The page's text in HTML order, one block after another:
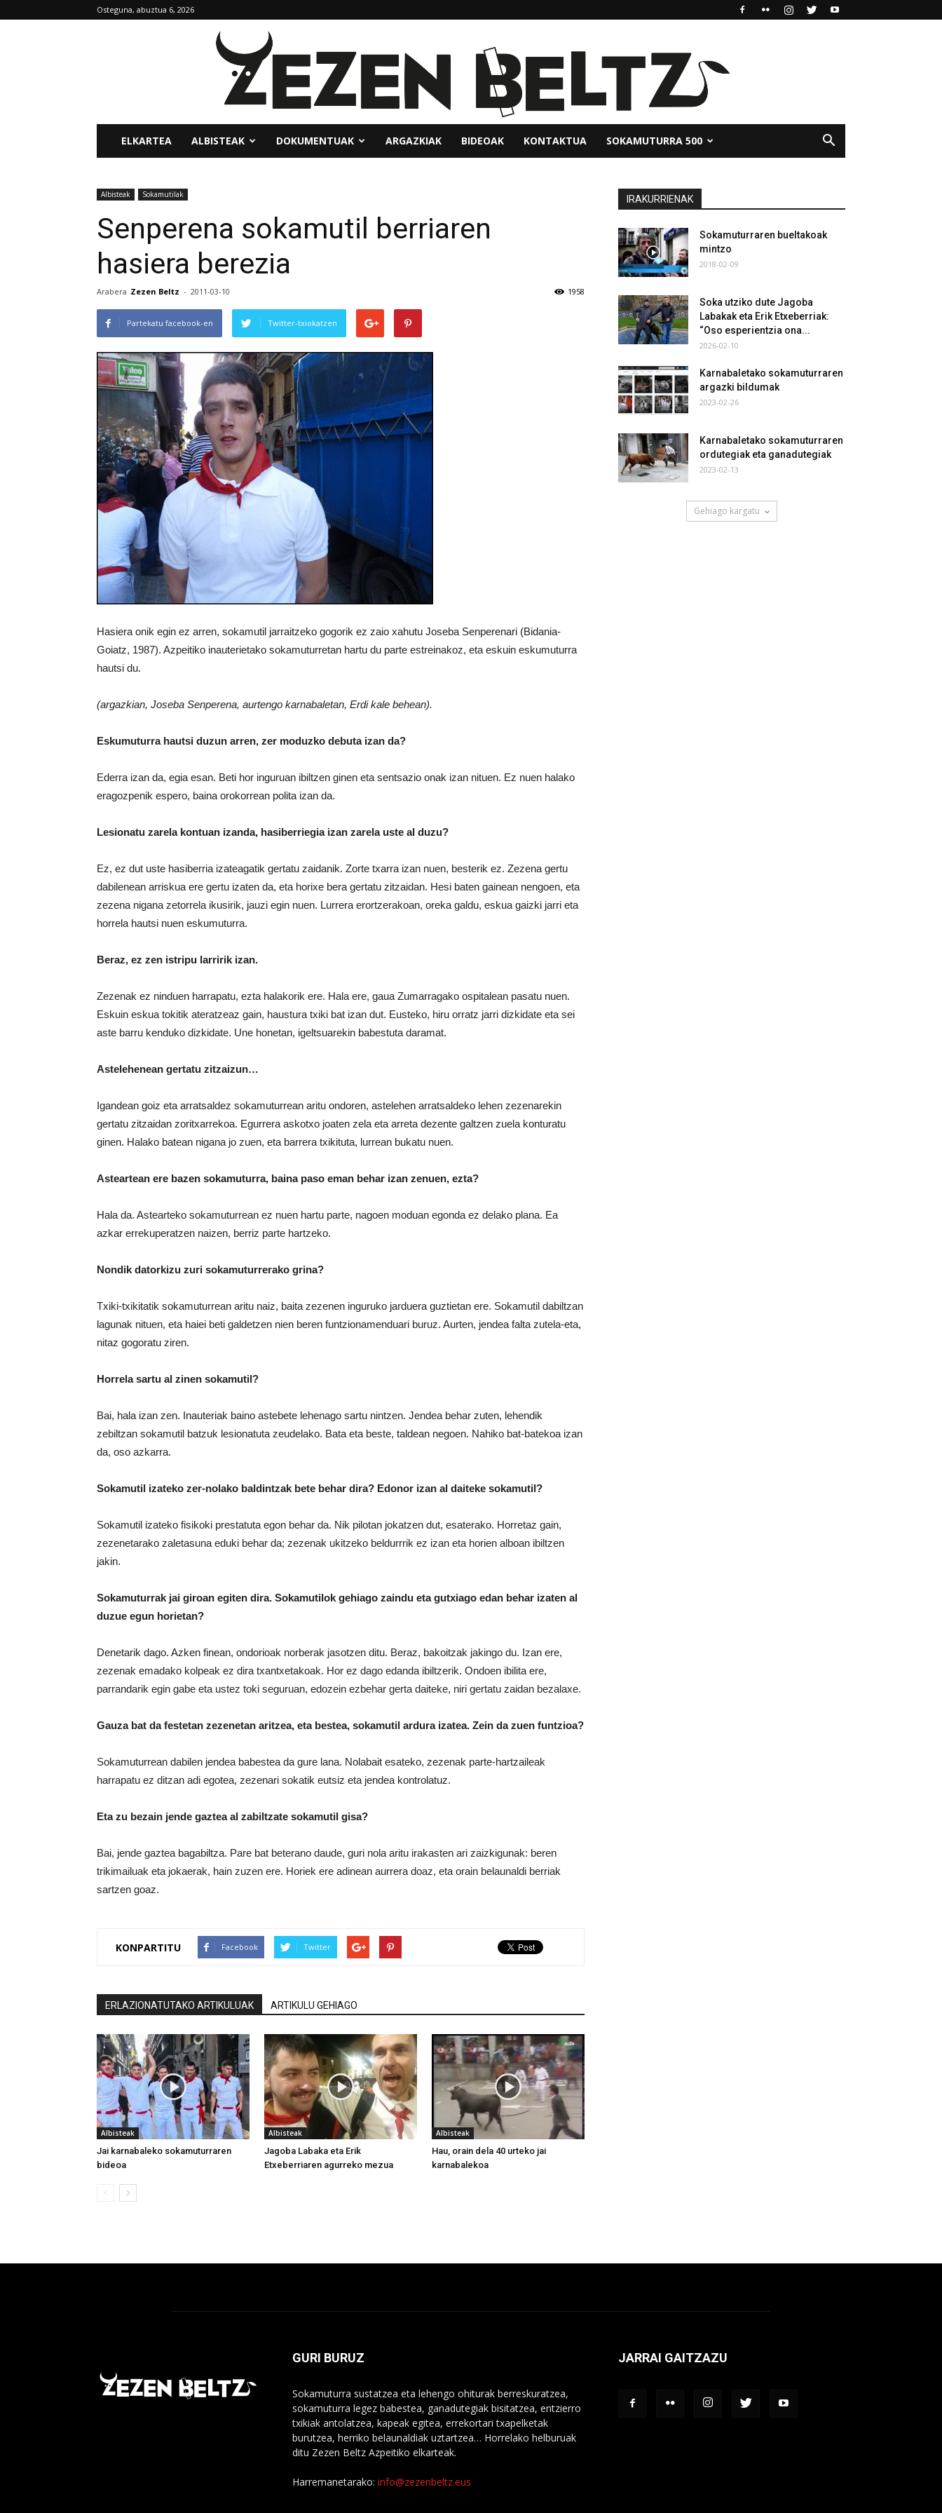
Osteguna, abuztua 6, 2026
ELKARTEA ALBISTEAK DOKUMENTUAK ARGAZKIAK BIDEOAK KONTAKTUA SOKAMUTURRA 500
Albisteak Sokamutilak
Senperena sokamutil berriaren
hasiera berezia
Arabera Zezen Beltz - 2011-03-10 1958
Partekatu facebook-en Twitter-txiokatzen
Hasiera onik egin ez arren, sokamutil jarraitzeko gogorik ez zaio xahutu Joseba Senperenari (Bidania-
Goiatz, 1987). Azpeitiko inauterietako sokamuturretan hartu du parte estreinakoz, eta eskuin eskumuturra
hautsi du.
(argazkian, Joseba Senperena, aurtengo karnabaletan, Erdi kale behean).
Eskumuturra hautsi duzun arren, zer moduzko debuta izan da?
Ederra izan da, egia esan. Beti hor inguruan ibiltzen ginen eta sentsazio onak izan nituen. Ez nuen halako
eragozpenik espero, baina orokorrean polita izan da.
Lesionatu zarela kontuan izanda, hasiberriegia izan zarela uste al duzu?
Ez, ez dut uste hasiberria izateagatik gertatu zaidanik. Zorte txarra izan nuen, besterik ez. Zezena gertu
dabilenean arriskua ere gertu izaten da, eta horixe bera gertatu zitzaidan. Hesi baten gainean nengoen, eta
zezena nigana zetorrela ikusirik, jauzi egin nuen. Lurrera erortzerakoan, oreka galdu, eskua gaizki jarri eta
horrela hautsi nuen eskumuturra.
Beraz, ez zen istripu larririk izan.
Zezenak ez ninduen harrapatu, ezta halakorik ere. Hala ere, gaua Zumarragako ospitalean pasatu nuen.
Eskuin eskua tokitik ateratzeaz gain, haustura txiki bat izan dut. Eusteko, hiru orratz jarri dizkidate eta sei
aste barru kenduko dizkidate. Une honetan, igeltsuarekin babestuta daramat.
Astelehenean gertatu zitzaizun…
Igandean goiz eta arratsaldez sokamuturrean aritu ondoren, astelehen arratsaldeko lehen zezenarekin
gertatu zitzaidan zoritxarrekoa. Egurrera askotxo joaten zela eta arreta dezente galtzen zuela konturatu
ginen. Halako batean nigana jo zuen, eta barrera txikituta, lurrean bukatu nuen.
Asteartean ere bazen sokamuturra, baina paso eman behar izan zenuen, ezta?
Hala da. Astearteko sokamuturrean ez nuen hartu parte, nagoen moduan egonda ez delako plana. Ea
azkar errekuperatzen naizen, berriz parte hartzeko.
Nondik datorkizu zuri sokamuturrerako grina?
Txiki-txikitatik sokamuturrean aritu naiz, baita zezenen inguruko jarduera guztietan ere. Sokamutil dabiltzan
lagunak nituen, eta haiei beti galdetzen nien beren funtzionamenduari buruz. Aurten, jendea falta zutela-eta,
nitaz gogoratu ziren.
Horrela sartu al zinen sokamutil?
Bai, hala izan zen. Inauteriak baino astebete lehenago sartu nintzen. Jendea behar zuten, lehendik
zebiltzan sokamutil batzuk lesionatuta zeudelako. Bata eta beste, taldean negoen. Nahiko bat-batekoa izan
da, oso azkarra.
Sokamutil izateko zer-nolako baldintzak bete behar dira? Edonor izan al daiteke sokamutil?
Sokamutil izateko fisikoki prestatuta egon behar da. Nik pilotan jokatzen dut, esaterako. Horretaz gain,
zezenetarako zaletasuna eduki behar da; zezenak ukitzeko beldurrrik ez izan eta horien alboan ibiltzen
jakin.
Sokamuturrak jai giroan egiten dira. Sokamutilok gehiago zaindu eta gutxiago edan behar izaten al
duzue egun horietan?
Denetarik dago. Azken finean, ondorioak norberak jasotzen ditu. Beraz, bakoitzak jakingo du. Izan ere,
zezenak emadako kolpeak ez dira txantxetakoak. Hor ez dago edanda ibiltzerik. Ondoen ibilita ere,
parrandarik egin gabe eta ustez toki seguruan, edozein ezbehar gerta daiteke, niri gertatu zaidan bezalaxe.
Gauza bat da festetan zezenetan aritzea, eta bestea, sokamutil ardura izatea. Zein da zuen funtzioa?
Sokamuturrean dabilen jendea babestea da gure lana. Nolabait esateko, zezenak parte-hartzaileak
harrapatu ez ditzan adi egotea, zezenari sokatik eutsiz eta jendea kontrolatuz.
Eta zu bezain jende gaztea al zabiltzate sokamutil gisa?
Bai, jende gaztea bagabiltza. Pare bat beterano daude, guri nola aritu irakasten ari zaizkigunak: beren
trikimailuak eta jokaerak, hain zuzen ere. Horiek ere adinean aurrera doaz, eta orain belaunaldi berriak
sartzen goaz.
KONPARTITU Facebook Twitter
ERLAZIONATUTAKO ARTIKULUAK ARTIKULU GEHIAGO
Albisteak
Jai karnabaleko sokamuturraren
bideoa
Albisteak
Jagoba Labaka eta Erik
Etxeberriaren agurreko mezua
Albisteak
Hau, orain dela 40 urteko jai
karnabalekoa
IRAKURRIENAK
Sokamuturraren bueltakoak
mintzo
2018-02-09
Soka utziko dute Jagoba
Labakak eta Erik Etxeberriak:
“Oso esperientzia ona...
2026-02-10
Karnabaletako sokamuturraren
argazki bildumak
2023-02-26
Karnabaletako sokamuturraren
ordutegiak eta ganadutegiak
2023-02-13
Gehiago kargatu
GURI BURUZ
Sokamuturra sustatzea eta lehengo ohiturak berreskuratzea,
sokamuturra legez babestea, ganadutegiak bisitatzea, entzierro
txikiak antolatzea, kapeak egitea, errekortari txapelketak
burutzea, herriko belaunaldiak uztartzea… Horrelako helburuak
ditu Zezen Beltz Azpeitiko elkarteak.
Harremanetarako: info@zezenbeltz.eus
JARRAI GAITZAZU